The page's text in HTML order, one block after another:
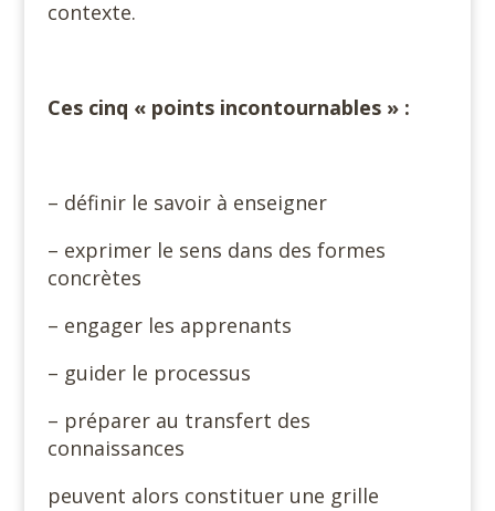
contexte.
Ces cinq « points incontournables » :
– définir le savoir à enseigner
– exprimer le sens dans des formes
concrètes
– engager les apprenants
– guider le processus
– préparer au transfert des
connaissances
peuvent alors constituer une grille